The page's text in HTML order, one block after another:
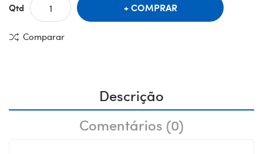
Qtd COMPRAR
Comparar
Descrição
Comentários (0)